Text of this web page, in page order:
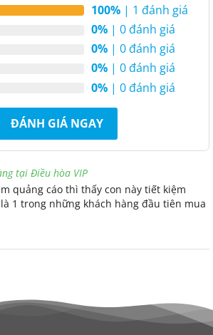
100% | 1 đánh giá
0% | 0 đánh giá
0% | 0 đánh giá
0% | 0 đánh giá
0% | 0 đánh giá
ĐÁNH GIÁ NGAY
tại Điều hòa VIP
quảng cáo thì thấy con này tiết kiệm
1 trong những khách hàng đầu tiên mua